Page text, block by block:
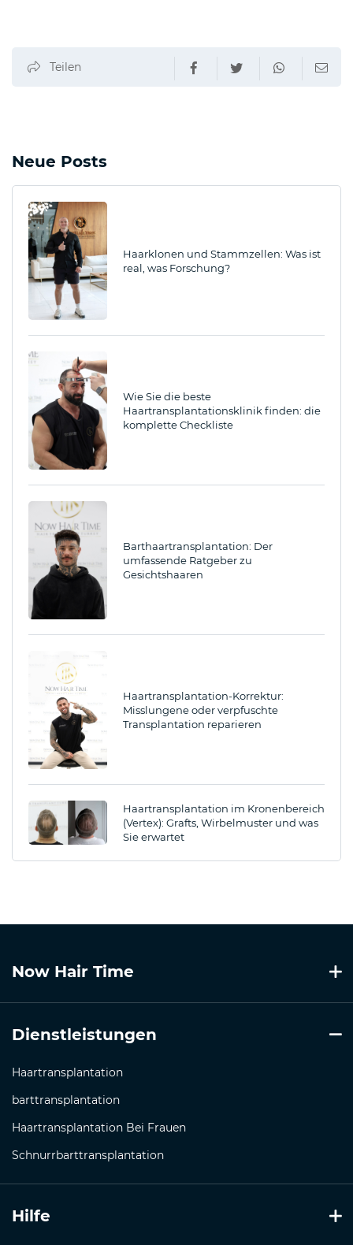
Teilen
Neue Posts
Haarklonen und Stammzellen: Was ist
real, was Forschung?
Wie Sie die beste
Haartransplantationsklinik finden: die
komplette Checkliste
Barthaartransplantation: Der
umfassende Ratgeber zu
Gesichtshaaren
Haartransplantation-Korrektur:
Misslungene oder verpfuschte
Transplantation reparieren
Haartransplantation im Kronenbereich
(Vertex): Grafts, Wirbelmuster und was
Sie erwartet
Now Hair Time
Dienstleistungen
Haartransplantation
barttransplantation
Haartransplantation Bei Frauen
Schnurrbarttransplantation
Hilfe